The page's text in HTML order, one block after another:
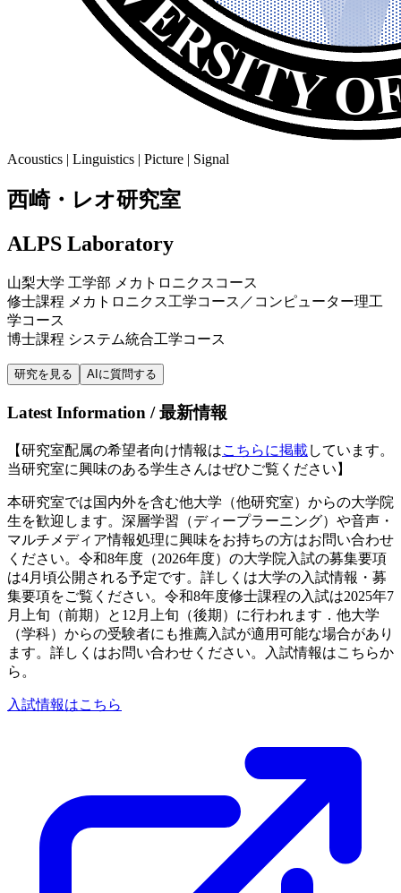
Acoustics | Linguistics | Picture | Signal
西崎・レオ研究室
ALPS Laboratory
山梨大学 工学部 メカトロニクスコース
修士課程 メカトロニクス工学コース／コンピューター理工
学コース
博士課程 システム統合工学コース
研究を見る AIに質問する
Latest Information / 最新情報
【研究室配属の希望者向け情報はこちらに掲載しています。
当研究室に興味のある学生さんはぜひご覧ください】
本研究室では国内外を含む他大学（他研究室）からの大学院
生を歓迎します。深層学習（ディープラーニング）や音声・
マルチメディア情報処理に興味をお持ちの方はお問い合わせ
ください。令和8年度（2026年度）の大学院入試の募集要項
は4月頃公開される予定です。詳しくは大学の入試情報・募
集要項をご覧ください。令和8年度修士課程の入試は2025年7
月上旬（前期）と12月上旬（後期）に行われます．他大学
（学科）からの受験者にも推薦入試が適用可能な場合があり
ます。詳しくはお問い合わせください。入試情報はこちらか
ら。
入試情報はこちら